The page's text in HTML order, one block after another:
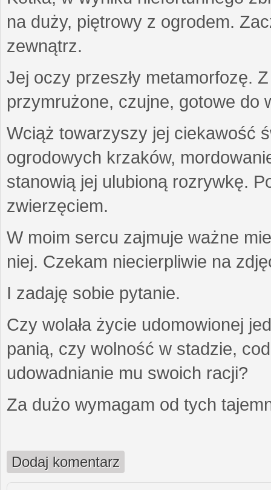
na duży, piętrowy z ogrodem.
zewnątrz.
Jej oczy przeszły metamorfozę.
przymrużone, czujne, gotowe do
Wciąż towarzyszy jej ciekawość
ogrodowych krzaków,
stanowią jej ulubioną rozrywkę.
zwierzęciem.
W moim sercu zajmuje ważne
niej. Czekam niecierpliwie na
I zadaję sobie pytanie.
Czy wolała życie udomowionej
panią, czy wolność w stadzie,
udowadnianie mu swoich racji?
Za dużo wymagam od tych
Dodaj komentarz